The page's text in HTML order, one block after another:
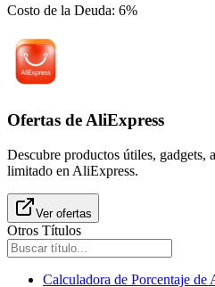
Costo de la Deuda: 6%
Ofertas de AliExpress
Descubre productos útiles, gadgets,
limitado en AliExpress.
Ver ofertas
Otros Títulos
Calculadora de Porcentaje de